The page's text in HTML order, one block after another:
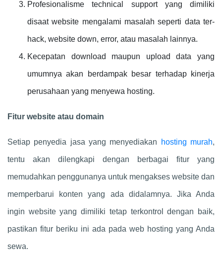
Profesionalisme technical support yang dimiliki
disaat website mengalami masalah seperti data ter-
hack, website down, error, atau masalah lainnya.
Kecepatan download maupun upload data yang
umumnya akan berdampak besar terhadap kinerja
perusahaan yang menyewa hosting.
Fitur website atau domain
Setiap penyedia jasa yang menyediakan hosting murah,
tentu akan dilengkapi dengan berbagai fitur yang
memudahkan penggunanya untuk mengakses website dan
memperbarui konten yang ada didalamnya. Jika Anda
ingin website yang dimiliki tetap terkontrol dengan baik,
pastikan fitur beriku ini ada pada web hosting yang Anda
sewa.